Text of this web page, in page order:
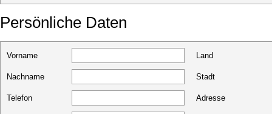
Persönliche Daten
Vorname Land
Nachname Stadt
Telefon Adresse